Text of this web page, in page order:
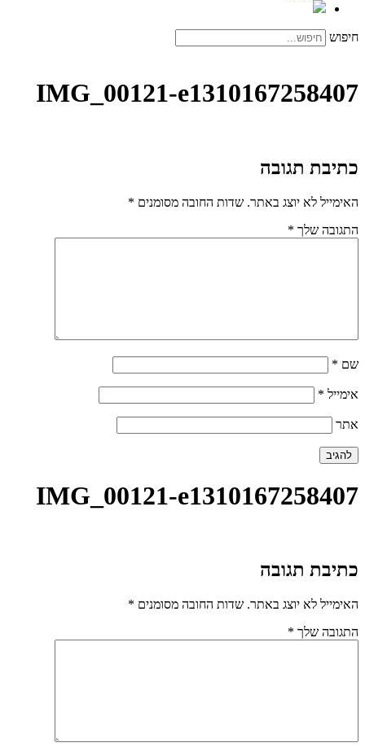
חיפוש
IMG_00121-e1310167258407
כתיבת תגובה
האימייל לא יוצג באתר. שדות החובה מסומנים *
התגובה שלך *
שם *
אימייל *
אתר
IMG_00121-e1310167258407
כתיבת תגובה
האימייל לא יוצג באתר. שדות החובה מסומנים *
התגובה שלך *